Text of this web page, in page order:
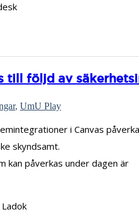
till följd av
, UmU Play
i Canvas
skyndsamt.
kan påverkas under dagen är